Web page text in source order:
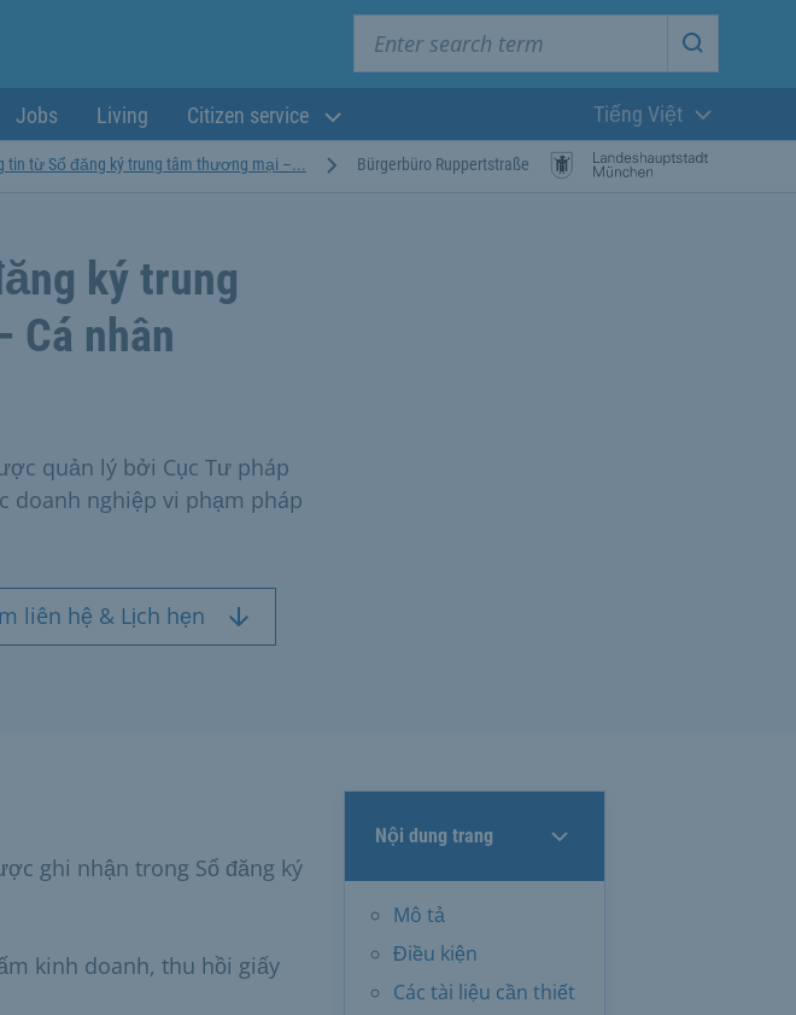
Start
Jobs Living Citizen service
Ngôn ngữ hiện
Tiếng Việt
tin từ Sổ đăng ký trung tâm thương mại –... Bürgerbüro Ruppertstraße
ký trung
nhân
quản lý bởi Cục Tư pháp
doanh nghiệp vi phạm pháp
liên hệ & Lịch hẹn
Nội dung trang
Mô tả
Điều kiện
Các tài liệu cần thiết
ghi nhận trong Sổ đăng ký
kinh doanh, thu hồi giấy